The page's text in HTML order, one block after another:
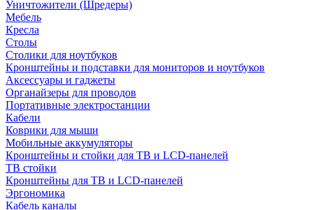
Уничтожители (Шредеры)
Мебель
Кресла
Столы
Столики для ноутбуков
Кронштейны и подставки для мониторов и ноутбуков
Аксессуары и гаджеты
Органайзеры для проводов
Портативные электростанции
Кабели
Коврики для мыши
Мобильные аккумуляторы
Кронштейны и стойки для ТВ и LCD-панелей
ТВ стойки
Кронштейны для ТВ и LCD-панелей
Эргономика
Кабель каналы